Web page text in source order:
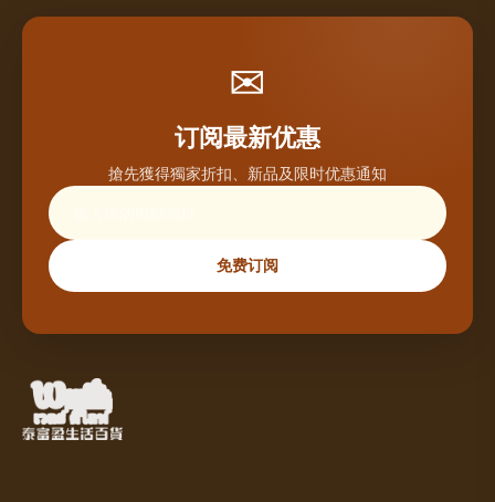
✉
订阅最新优惠
搶先獲得獨家折扣、新品及限时优惠通知
免费订阅